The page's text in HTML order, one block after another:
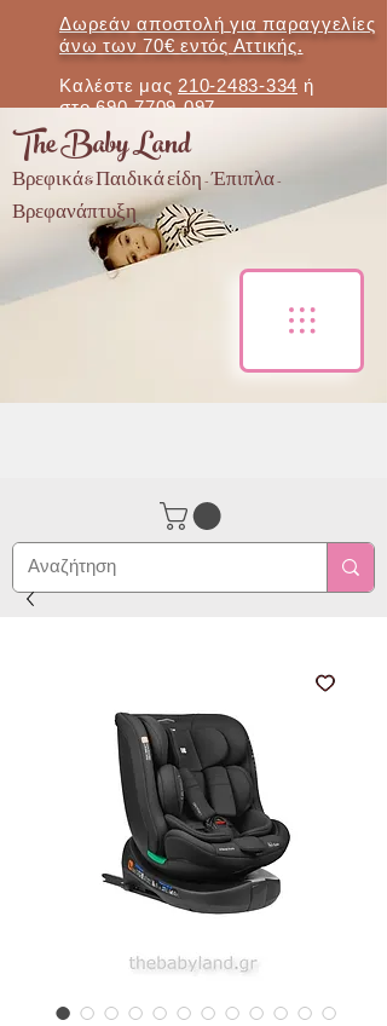
Δωρεάν αποστολή για παραγγελίες
άνω των 70€ εντός Αττικής.
Καλέστε μας 210-2483-334 ή
στο690-7709-097
The Baby Land
Βρεφικά & Παιδικά είδη - Έπιπλα -
Βρεφανάπτυξη